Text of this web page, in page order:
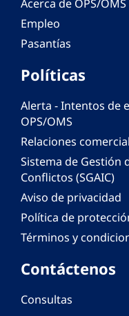
Acerca de OPS/OMS
Empleo
Pasantías
Políticas
Alerta - Intentos de
OPS/OMS
Relaciones
Sistema de Gestión
Conflictos (SGAIC)
Aviso de privacidad
Política de
Términos y
Contáctenos
Consultas